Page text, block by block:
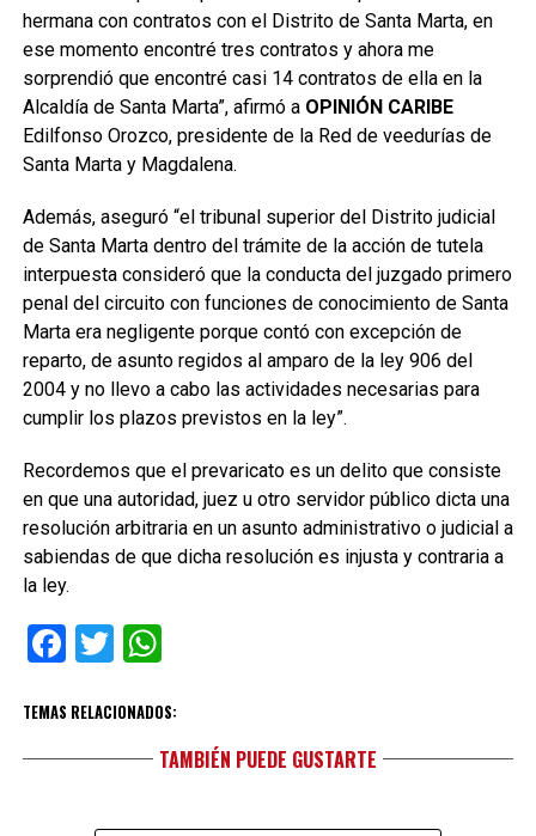
hermana con contratos con el Distrito de Santa Marta, en
ese momento encontré tres contratos y ahora me
sorprendió que encontré casi 14 contratos de ella en la
Alcaldía de Santa Marta”, afirmó a OPINIÓN CARIBE
Edilfonso Orozco, presidente de la Red de veedurías de
Santa Marta y Magdalena.
Además, aseguró “el tribunal superior del Distrito judicial
de Santa Marta dentro del trámite de la acción de tutela
interpuesta consideró que la conducta del juzgado primero
penal del circuito con funciones de conocimiento de Santa
Marta era negligente porque contó con excepción de
reparto, de asunto regidos al amparo de la ley 906 del
2004 y no llevo a cabo las actividades necesarias para
cumplir los plazos previstos en la ley”.
Recordemos que el prevaricato es un delito que consiste
en que una autoridad, juez u otro servidor público dicta una
resolución arbitraria en un asunto administrativo o judicial a
sabiendas de que dicha resolución es injusta y contraria a
la ley.
Facebook
TwitterWhatsApp
TEMAS RELACIONADOS:
TAMBIÉN PUEDE GUSTARTE